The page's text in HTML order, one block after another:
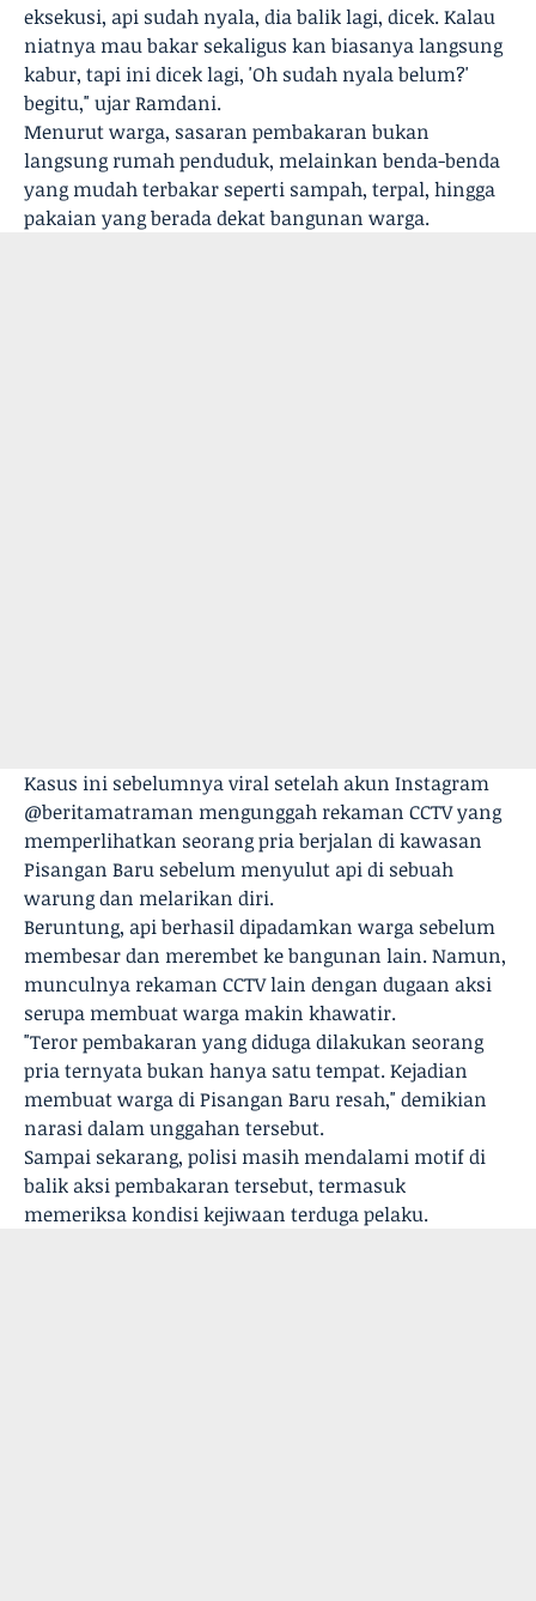
eksekusi, api sudah nyala, dia balik lagi, dicek. Kalau
niatnya mau bakar sekaligus kan biasanya langsung
kabur, tapi ini dicek lagi, 'Oh sudah nyala belum?'
begitu," ujar Ramdani.
Menurut warga, sasaran pembakaran bukan
langsung rumah penduduk, melainkan benda-benda
yang mudah terbakar seperti sampah, terpal, hingga
pakaian yang berada dekat bangunan warga.
Kasus ini sebelumnya viral setelah akun Instagram
@beritamatraman mengunggah rekaman CCTV yang
memperlihatkan seorang pria berjalan di kawasan
Pisangan Baru sebelum menyulut api di sebuah
warung dan melarikan diri.
Beruntung, api berhasil dipadamkan warga sebelum
membesar dan merembet ke bangunan lain. Namun,
munculnya rekaman CCTV lain dengan dugaan aksi
serupa membuat warga makin khawatir.
"Teror pembakaran yang diduga dilakukan seorang
pria ternyata bukan hanya satu tempat. Kejadian
membuat warga di Pisangan Baru resah," demikian
narasi dalam unggahan tersebut.
Sampai sekarang, polisi masih mendalami motif di
balik aksi pembakaran tersebut, termasuk
memeriksa kondisi kejiwaan terduga pelaku.